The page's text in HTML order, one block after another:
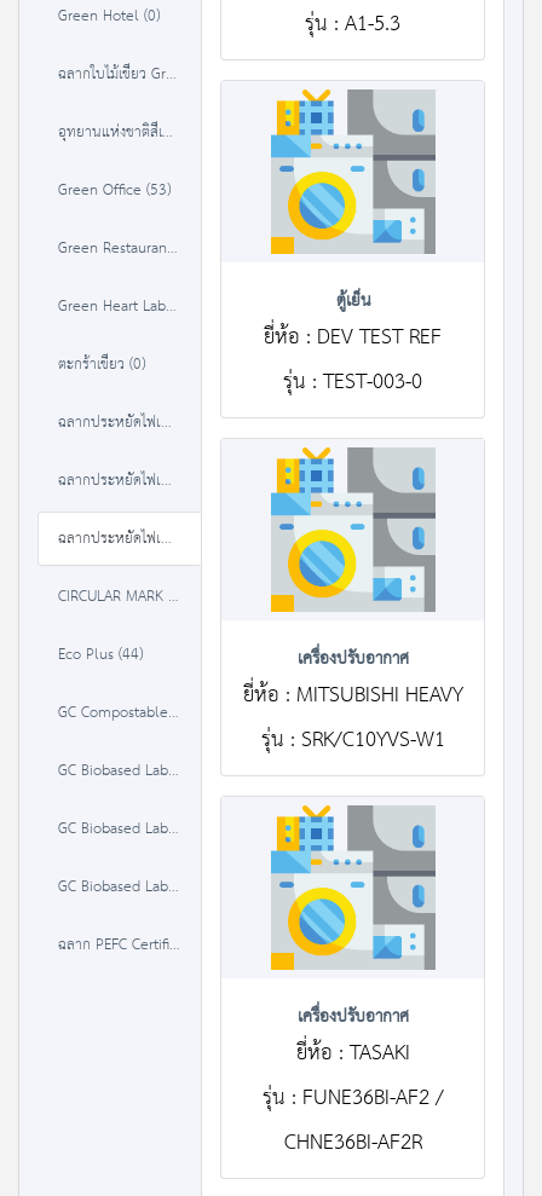
Green Hotel (0)
ฉลากใบไม้เขียว Green Leaf (0)
อุทยานแห่งชาติสีเขียว (37)
Green Office (53)
Green Restaurant (35)
Green Heart Label (36)
ตะกร้าเขียว (0)
ฉลากประหยัดไฟเบอร์ 5 (1 ดาว) (380)
ฉลากประหยัดไฟเบอร์ 5 (2 ดาว) (384)
ฉลากประหยัดไฟเบอร์ 5 (3 ดาว) (491)
CIRCULAR MARK (3)
Eco Plus (44)
GC Compostable Label (0)
GC Biobased Label 20-50% (0)
GC Biobased Label 50-85 % (0)
GC Biobased Label >85% (0)
ฉลาก PEFC Certified Material (0)
รุ่น : A1-5.3
ตู้เย็น
ยี่ห้อ : DEV TEST REF
รุ่น : TEST-003-0
เครื่องปรับอากาศ
ยี่ห้อ : MITSUBISHI HEAVY
รุ่น : SRK/C10YVS-W1
เครื่องปรับอากาศ
ยี่ห้อ : TASAKI
รุ่น : FUNE36BI-AF2 /
CHNE36BI-AF2R